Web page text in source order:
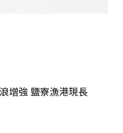
增強 鹽寮漁港現長